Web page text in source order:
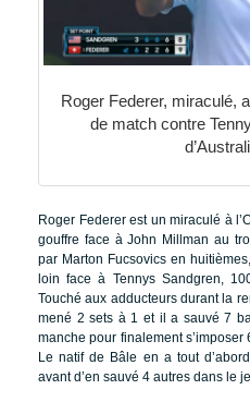
Roger Federer, miraculé,
de match contre
Roger Federer est un miraculé à
gouffre face à John Millman au
par Marton Fucsovics en
loin face à Tennys Sandgren,
Touché aux adducteurs durant la
mené 2 sets à 1 et il a sauvé 7
manche pour finalement
Le natif de Bâle en a tout
avant d’en sauvé 4 autres dans le